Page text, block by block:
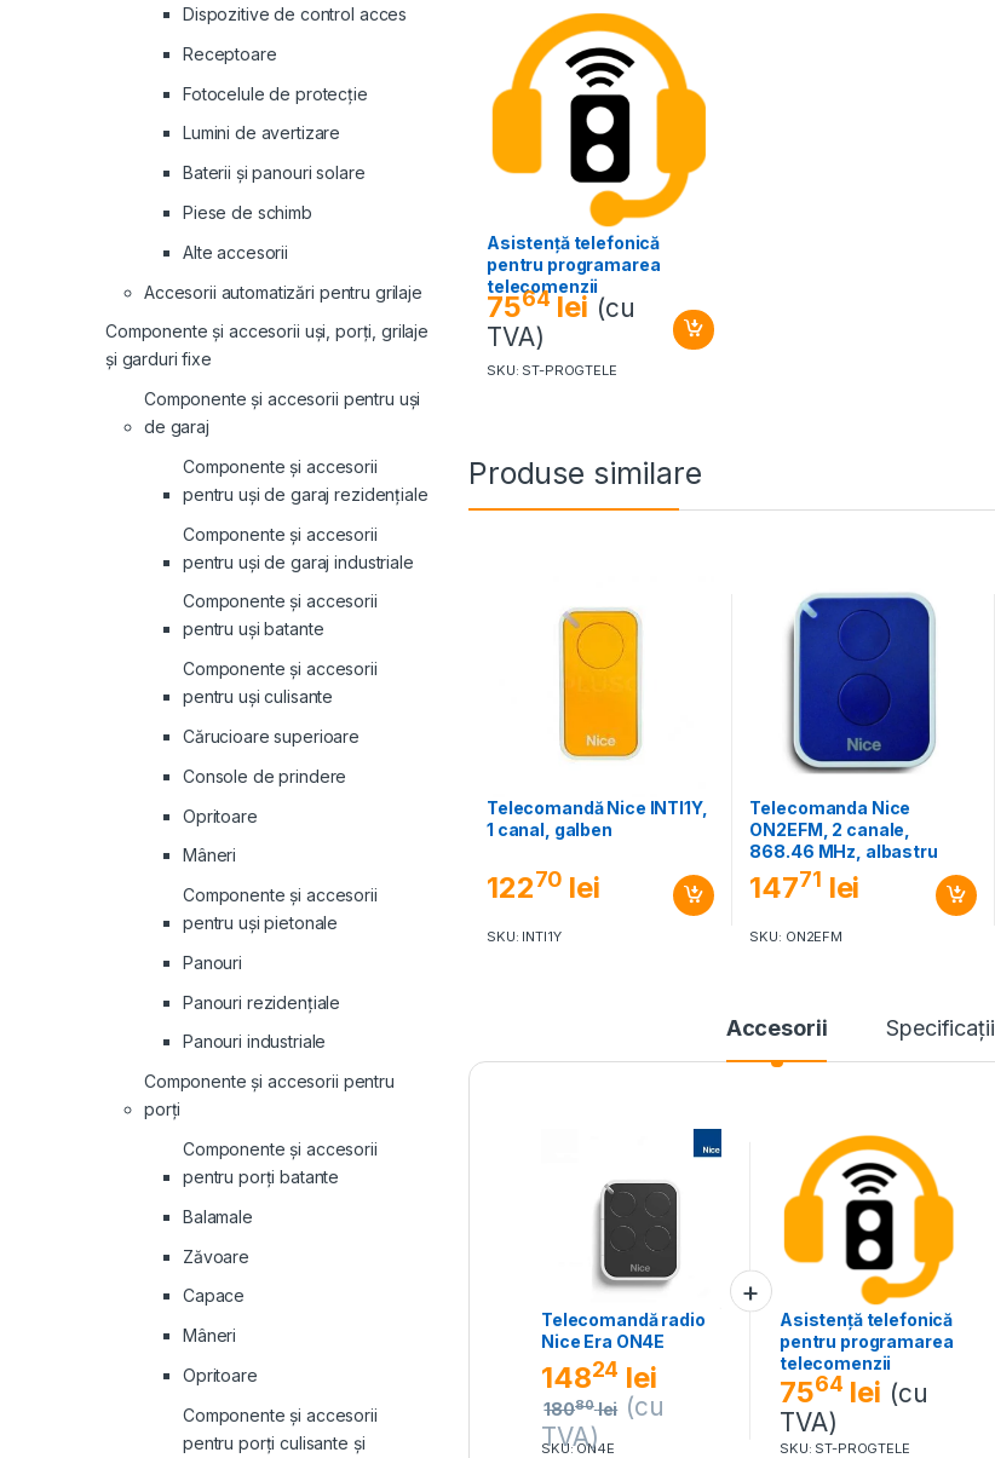
Asistență telefonică
pentru programarea
telecomenzii
7564 lei (cu
TVA)
SKU: ST-PROGTELE
Produse similare
Telecomandă Nice INTI1Y,
1 canal, galben
12270 lei
SKU: INTI1Y
Telecomanda Nice
ON2EFM, 2 canale,
868.46 MHz, albastru
14771 lei
SKU: ON2EFM
Accesorii Specificaţii
Telecomandă radio
Nice Era ON4E
14824 lei
18080 lei (cu
TVA)
SKU: ON4E
Asistență telefonică
pentru programarea
telecomenzii
7564 lei (cu
TVA)
SKU: ST-PROGTELE
Dispozitive de control acces
Receptoare
Fotocelule de protecție
Lumini de avertizare
Baterii și panouri solare
Piese de schimb
Alte accesorii
Accesorii automatizări pentru grilaje
Componente și accesorii uși, porți, grilaje
și garduri fixe
Componente și accesorii pentru uși
de garaj
Componente și accesorii
pentru uși de garaj rezidențiale
Componente și accesorii
pentru uși de garaj industriale
Componente și accesorii
pentru uși batante
Componente și accesorii
pentru uși culisante
Cărucioare superioare
Console de prindere
Opritoare
Mâneri
Componente și accesorii
pentru uși pietonale
Panouri
Panouri rezidenţiale
Panouri industriale
Componente și accesorii pentru
porți
Componente și accesorii
pentru porți batante
Balamale
Zăvoare
Capace
Mâneri
Opritoare
Componente și accesorii
pentru porți culisante și